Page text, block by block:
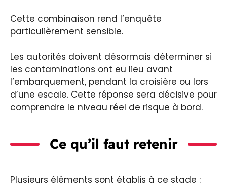
Cette combinaison rend l’enquête
particulièrement sensible.
Les autorités doivent désormais déterminer si
les contaminations ont eu lieu avant
l’embarquement, pendant la croisière ou lors
d’une escale. Cette réponse sera décisive pour
comprendre le niveau réel de risque à bord.
Ce qu’il faut retenir
Plusieurs éléments sont établis à ce stade :